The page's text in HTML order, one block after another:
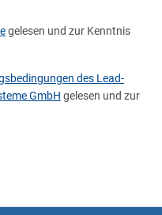
gelesen und zur Kenntnis
des Lead-
GmbH gelesen und zur